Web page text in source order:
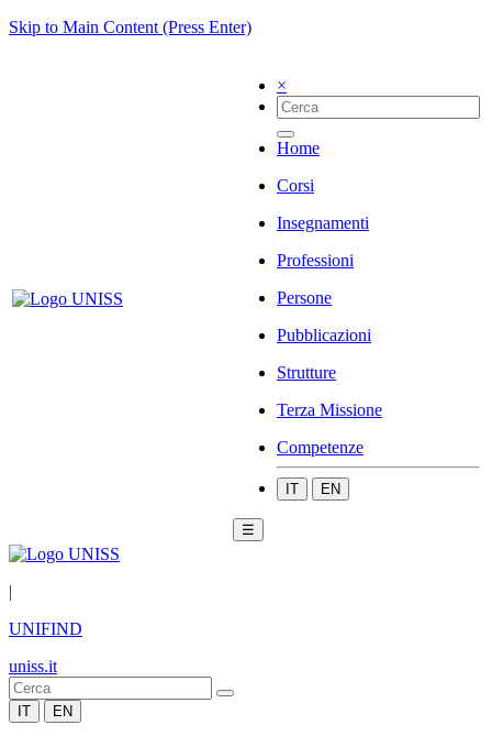
Skip to Main Content (Press Enter)
×
Home
Corsi
Insegnamenti
Professioni
Persone
Pubblicazioni
Strutture
Terza Missione
Competenze
IT EN
☰
|
UNIFIND
uniss.it
IT EN